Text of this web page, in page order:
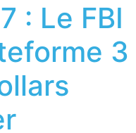
: Le FBI
3